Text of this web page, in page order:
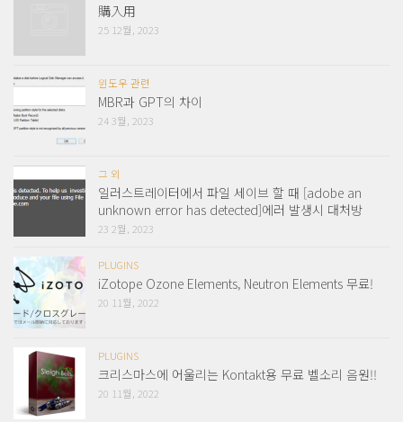
購入用
25 12월, 2023
윈도우 관련
MBR과 GPT의 차이
24 3월, 2023
그 외
일러스트레이터에서 파일 세이브 할 때 [adobe an
unknown error has detected]에러 발생시 대처방
23 2월, 2023
PLUGINS
iZotope Ozone Elements, Neutron Elements 무료!
20 11월, 2022
PLUGINS
크리스마스에 어울리는 Kontakt용 무료 벨소리 음원!!
20 11월, 2022